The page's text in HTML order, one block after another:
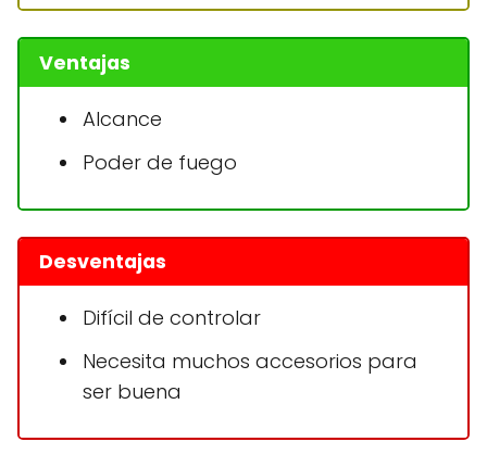
Ventajas
Alcance
Poder de fuego
Desventajas
Difícil de controlar
Necesita muchos accesorios para
ser buena